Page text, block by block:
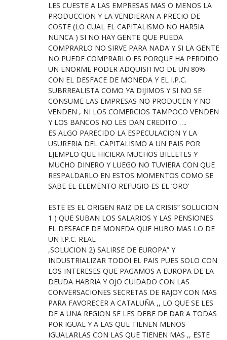
LES CUESTE A LAS EMPRESAS MAS O MENOS LA
PRODUCCION Y LA VENDIERAN A PRECIO DE
COSTE (LO CUAL EL CAPITALISMO NO HAR5IA
NUNCA ) SI NO HAY GENTE QUE PUEDA
COMPRARLO NO SIRVE PARA NADA Y SI LA GENTE
NO PUEDE COMPRARLO ES PORQUE HA PERDIDO
UN ENORME PODER ADQUISITIVO DE UN 80%
CON EL DESFACE DE MONEDA Y EL I.P.C.
SUBRREALISTA COMO YA DIJIMOS Y SI NO SE
CONSUME LAS EMPRESAS NO PRODUCEN Y NO
VENDEN , NI LOS COMERCIOS TAMPOCO VENDEN
Y LOS BANCOS NO LES DAN CREDITO ….
ES ALGO PARECIDO LA ESPECULACION Y LA
USURERIA DEL CAPITALISMO A UN PAIS POR
EJEMPLO QUE HICIERA MUCHOS BILLETES Y
MUCHO DINERO Y LUEGO NO TUVIERA CON QUE
RESPALDARLO EN ESTOS MOMENTOS COMO SE
SABE EL ELEMENTO REFUGIO ES EL ‘ORO’
ESTE ES EL ORIGEN RAIZ DE LA CRISIS” SOLUCION
1 ) QUE SUBAN LOS SALARIOS Y LAS PENSIONES
EL DESFACE DE MONEDA QUE HUBO MAS LO DE
UN I.P.C. REAL
,SOLUCION 2) SALIRSE DE EUROPA” Y
INDUSTRIALIZAR TODOI EL PAIS PUES SOLO CON
LOS INTERESES QUE PAGAMOS A EUROPA DE LA
DEUDA HABRIA Y OJO CUIDADO CON LAS
CONVERSACIONES SECRETAS DE RAJOY CON MAS
PARA FAVORECER A CATALUÑA ,, LO QUE SE LES
DE A UNA REGION SE LES DEBE DE DAR A TODAS
POR IGUAL Y A LAS QUE TIENEN MENOS
IGUALARLAS CON LAS QUE TIENEN MAS ,, ESTE